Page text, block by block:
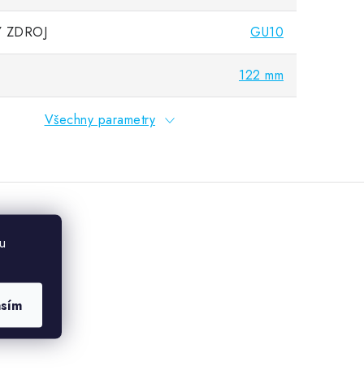
ZDROJ GU10
122 mm
Všechny parametry